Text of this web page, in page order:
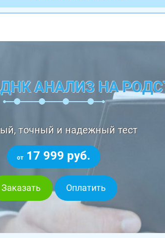
АНАЛИЗ НА
точный и надежный тест
от 17 999 руб.
Заказать Оплатить